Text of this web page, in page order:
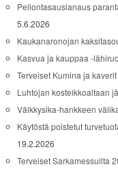
Pellontasauslanaus
5.6.2026
Kaukanaronojan
Kasvua ja kauppaa -
Terveiset Kumina ja
Luhtojan kosteikkoaltaan
Välkkysika-hankkeen
Käytöstä poistetut
19.2.2026
Terveiset Sarkamessuilta